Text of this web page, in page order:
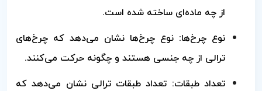
از چه ماده‌ای ساخته شده است.
نوع چرخ‌ها: نوع چرخ‌ها نشان می‌دهد که چرخ‌های
ترالی از چه جنسی هستند و چگونه حرکت می‌کنند.
تعداد طبقات: تعداد طبقات ترالی نشان می‌دهد که